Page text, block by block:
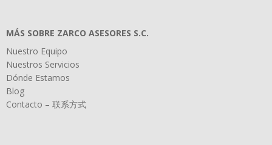
MÁS SOBRE ZARCO ASESORES S.C.
Nuestro Equipo
Nuestros Servicios
Dónde Estamos
Blog
Contacto – 联系方式